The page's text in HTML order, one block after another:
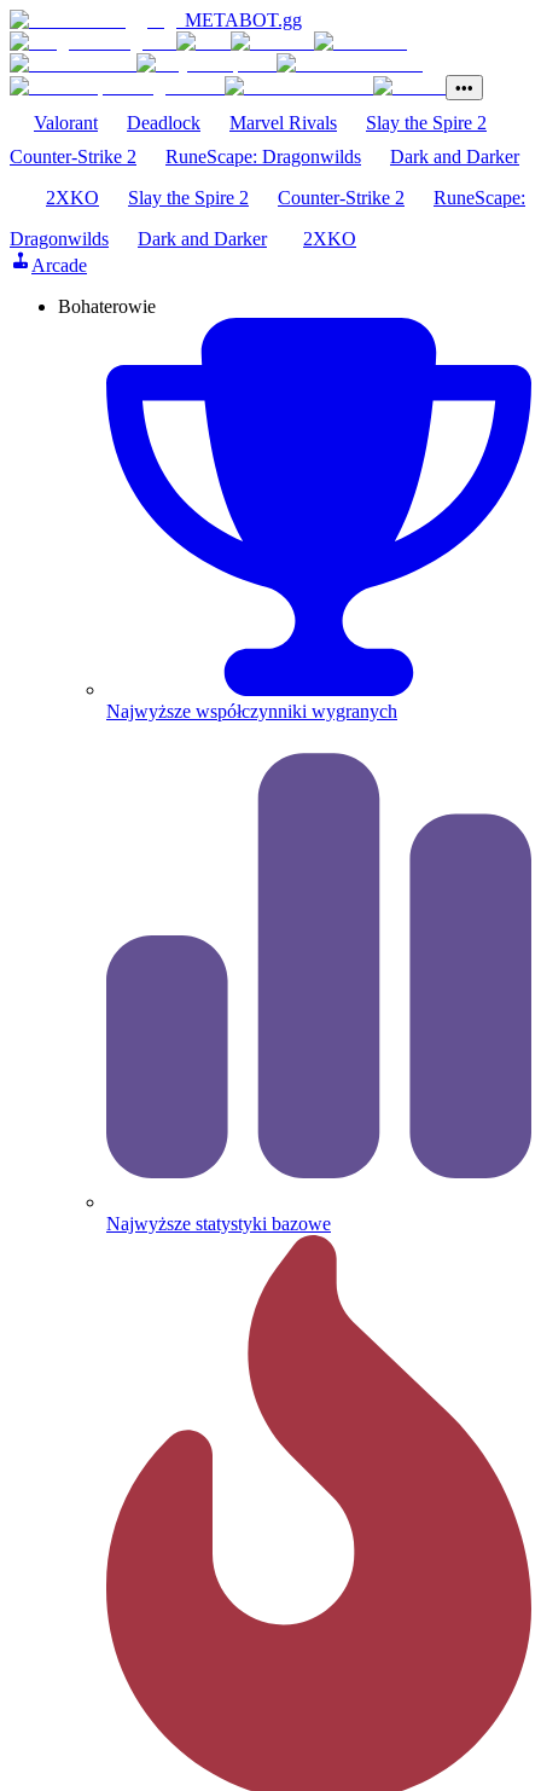
METABOT.gg
•••
Valorant Deadlock Marvel Rivals
Slay the Spire 2
Counter-Strike 2
RuneScape: Dragonwilds
Dark and Darker
2XKO
Slay the Spire 2 Counter-Strike 2
RuneScape:
Dragonwilds
Dark and Darker
2XKO
Arcade
Bohaterowie
Najwyższe współczynniki wygranych
Najwyższe statystyki bazowe